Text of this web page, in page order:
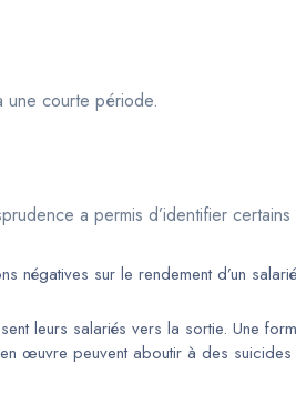
une courte période.
a permis d’identifier certains
négatives sur le rendement d’un
leurs salariés vers la sortie. Une
œuvre peuvent aboutir à des